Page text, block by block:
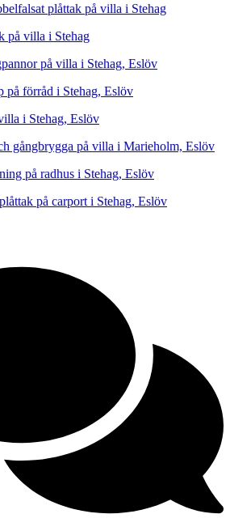
plåttak på villa i Stehag
på villa i Stehag
på villa i Stehag, Eslöv
på förråd i Stehag, Eslöv
i Stehag, Eslöv
gångbrygga på villa i Marieholm, Eslöv
på radhus i Stehag, Eslöv
på carport i Stehag, Eslöv